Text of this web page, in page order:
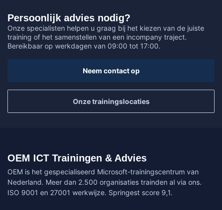
Persoonlijk advies nodig?
Onze specialisten helpen u graag bij het kiezen van de juiste
training of het samenstellen van een incompany traject.
Bereikbaar op werkdagen van 09:00 tot 17:00.
Neem contact op
Onze trainingslocaties
OEM ICT Trainingen & Advies
OEM is het gespecialiseerd Microsoft-trainingscentrum van
Nederland. Meer dan 2.500 organisaties trainden al via ons.
ISO 9001 en 27001 werkwijze. Springest score 9,1.